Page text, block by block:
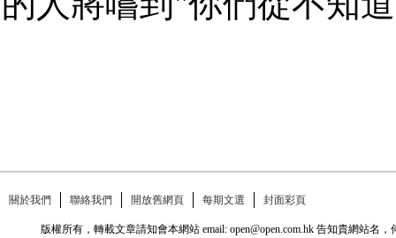
關於我們 聯絡我們 開放舊網頁 每期文選 封面彩頁
版權所有，轉載文章請知會本網站 email: open@open.com.hk 告知貴網站